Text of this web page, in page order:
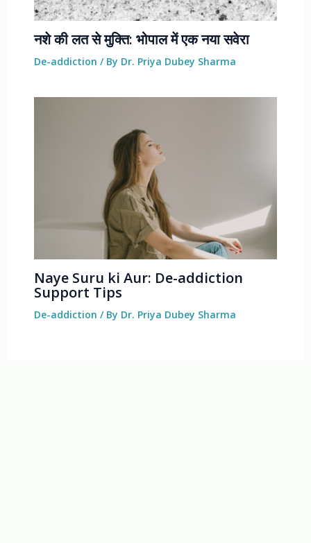
नशे की लत से मुक्ति: भोपाल में एक नया सवेरा
De-addiction / By Dr. Priya Dubey Sharma
Naye Suru ki Aur: De-addiction
Support Tips
De-addiction / By Dr. Priya Dubey Sharma